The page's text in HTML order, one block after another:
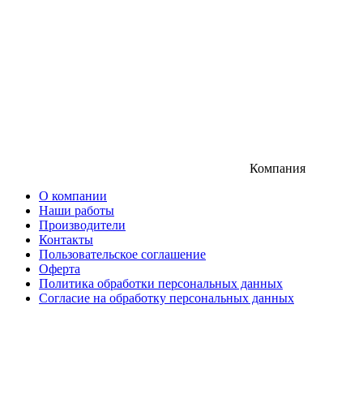
Компания
О компании
Наши работы
Производители
Контакты
Пользовательское соглашение
Оферта
Политика обработки персональных данных
Согласие на обработку персональных данных